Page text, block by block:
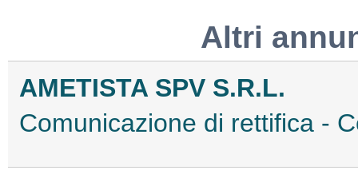
Altri
AMETISTA SPV S.R.L.
Comunicazione di rettifica -